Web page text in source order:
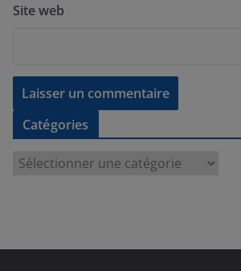
Site web
Catégories